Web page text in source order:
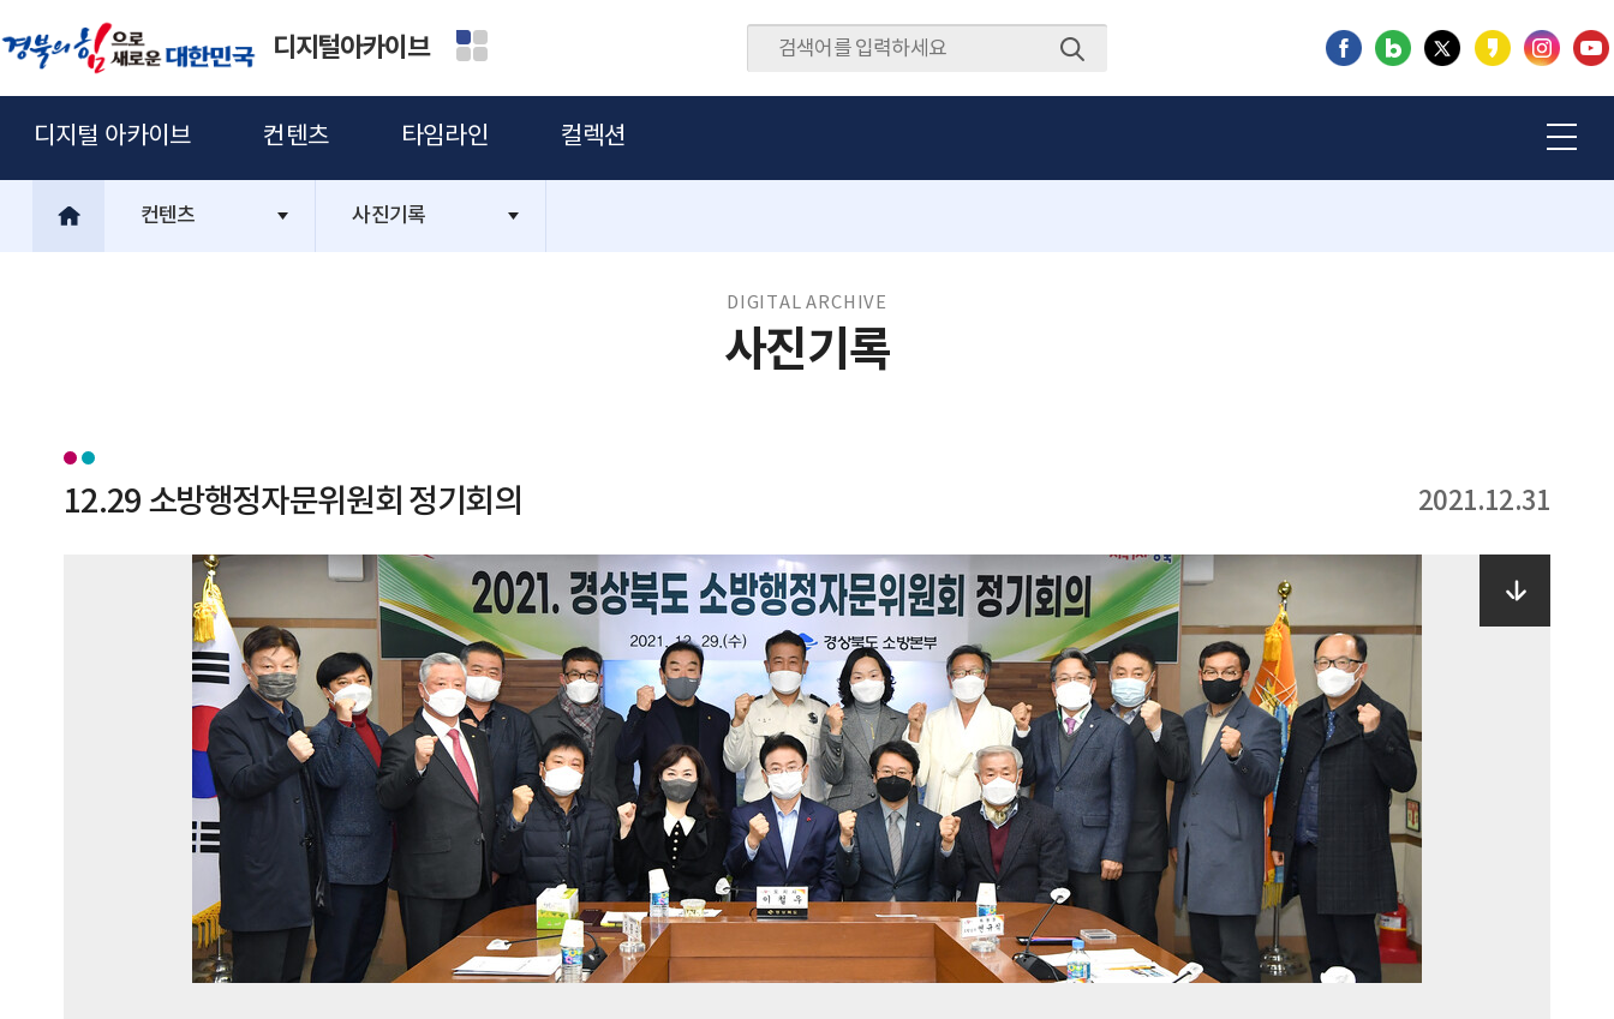
디지털아카이브
디지털 아카이브 컨텐츠 타임라인 컬렉션
컨텐츠 사진기록
DIGITAL ARCHIVE
사진기록
12.29 소방행정자문위원회 정기회의 2021.12.31